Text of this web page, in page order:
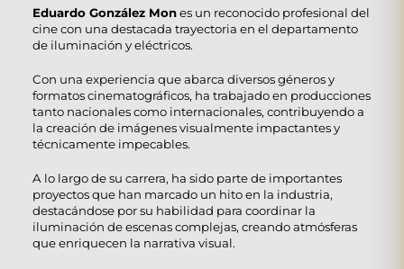
Eduardo González Mones un reconocido profesional del
cine con una destacada trayectoria en el departamento
de iluminación y eléctricos.
Con una experiencia que abarca diversos géneros y
formatos cinematográficos, ha trabajado en producciones
tanto nacionales como internacionales, contribuyendo a
la creación de imágenes visualmente impactantes y
técnicamente impecables.
A lo largo de su carrera, ha sido parte de importantes
proyectos que han marcado un hito en la industria,
destacándose por su habilidad para coordinar la
iluminación de escenas complejas, creando atmósferas
que enriquecen la narrativa visual.